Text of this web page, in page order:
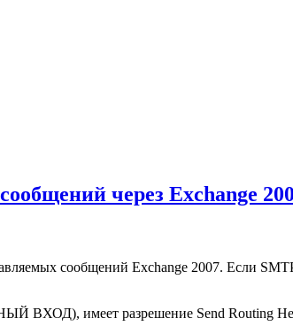
через Exchange
сообщений Exchange 2007. Если
имеет разрешение Send Routing